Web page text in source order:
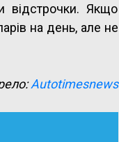
відстрочки. Якщо
на день, але не
Autotimesnews